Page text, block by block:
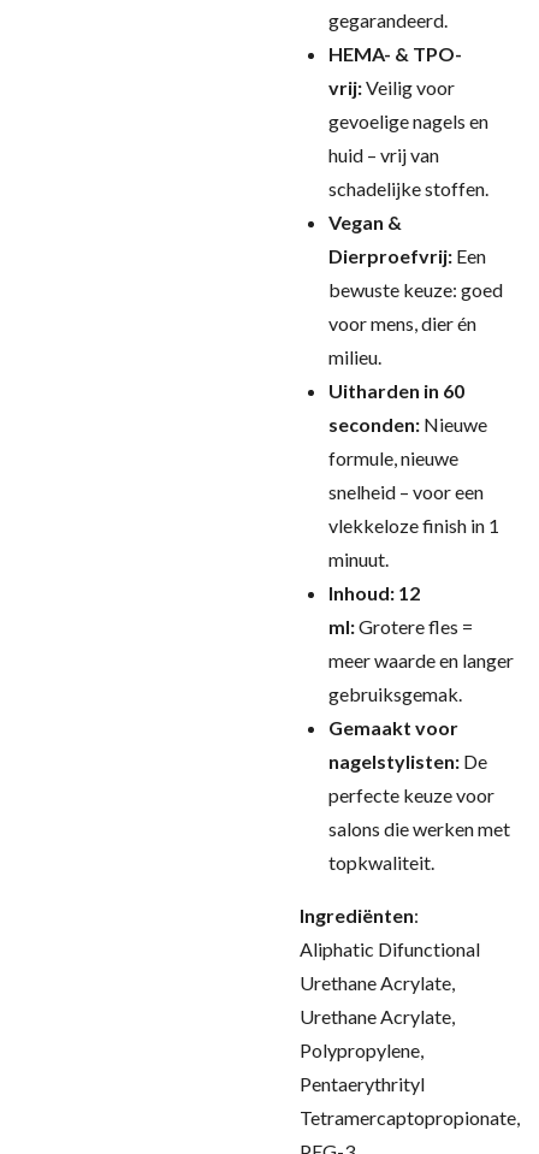
gegarandeerd.
HEMA- & TPO-
vrij:Veilig voor
gevoelige nagels en
huid – vrij van
schadelijke stoffen.
Vegan &
Dierproefvrij: Een
bewuste keuze: goed
voor mens, dier én
milieu.
Uitharden in 60
seconden: Nieuwe
formule, nieuwe
snelheid – voor een
vlekkeloze finish in 1
minuut.
Inhoud: 12
ml:Grotere fles =
meer waarde en langer
gebruiksgemak.
Gemaakt voor
nagelstylisten: De
perfecte keuze voor
salons die werken met
topkwaliteit.
Ingrediënten:
Aliphatic Difunctional
Urethane Acrylate,
Urethane Acrylate,
Polypropylene,
Pentaerythrityl
Tetramercaptopropionate,